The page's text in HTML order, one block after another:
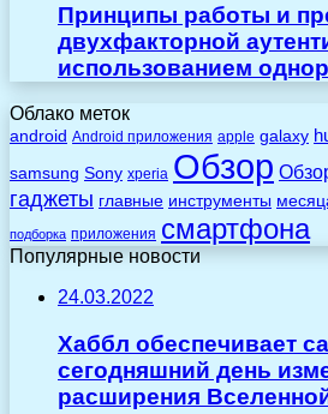
Принципы работы и
двухфакторной
использованием
Облако меток
android Android приложения apple galaxy
samsung Sony xperia Обзор
гаджеты главные инструменты
подборка приложения смартфона
Популярные новости
24.03.2022
Хаббл обеспечивает
сегодняшний день
расширения